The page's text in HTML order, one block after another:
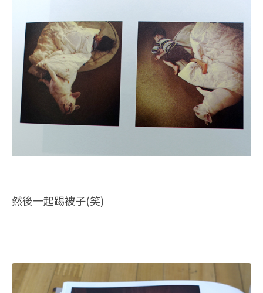
然後一起踢被子(笑)